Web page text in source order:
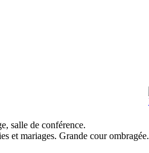
salle de conférence.
et mariages. Grande cour ombragée.